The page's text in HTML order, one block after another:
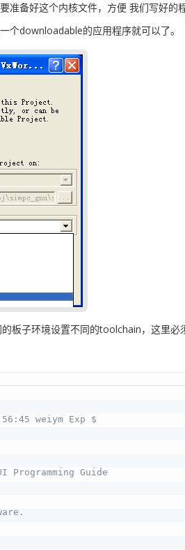
准备好这个内核文件，方便 我们写好的
个downloadable的应用程序就可以了。
板子环境设置不同的toolchain，这里
weiym Exp $
Guide